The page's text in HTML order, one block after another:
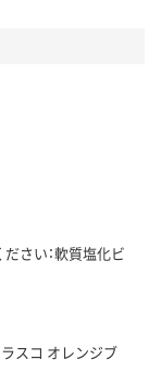
さい：軟質塩化ビ
スコ オレンジブ